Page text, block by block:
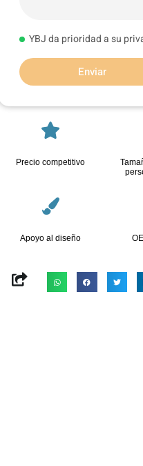
YBJ da prioridad a su
Enviar
Precio competitivo
Apoyo al diseño